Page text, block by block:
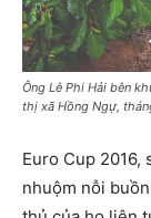
Ông Lê Phi Hải bên
thị xã Hồng Ngự,
Euro Cup 2016,
nhuộm nỗi